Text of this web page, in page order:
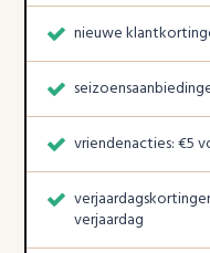
nieuwe
vriendenacties: €5
verjaardag